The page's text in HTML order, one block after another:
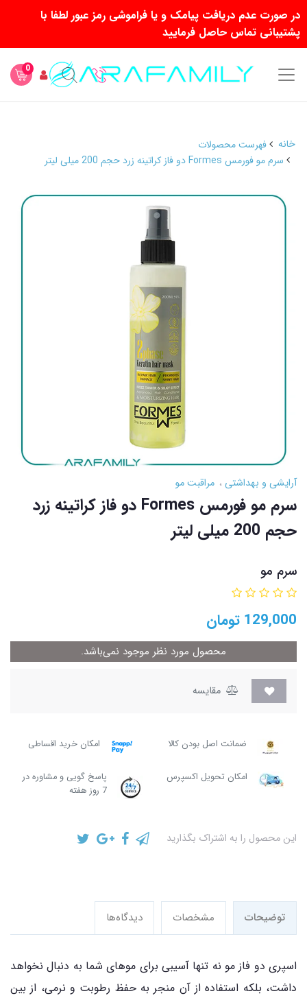
در صورت عدم دریافت پیامک و یا فراموشی رمز عبور لطفا با
پشتیبانی تماس حاصل فرمایید
0
خانه
فهرست محصولات
سرم مو فورمس Formes دو فاز کراتینه زرد حجم 200 میلی لیتر
آرایشی و بهداشتی مراقبت مو
سرم مو فورمس Formes دو فاز کراتینه زرد
حجم 200 میلی لیتر
سرم مو
129,000 تومان
محصول مورد نظر موجود نمی‌باشد.
مقایسه
ضمانت اصل بودن کالا امکان خرید اقساطی
امکان تحویل اکسپرس
پاسخ گویی و مشاوره در
7 روز هفته
این محصول را به اشتراک بگذارید
توضیحات مشخصات دیدگاه‌ها
اسپری دو فاز مو نه تنها آسیبی برای موهای شما به دنبال نخواهد
داشت، بلکه استفاده از آن منجر به حفظ رطوبت و نرمی، از بین